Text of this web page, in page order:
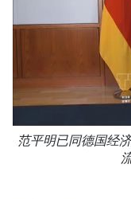
范平明已同德国经